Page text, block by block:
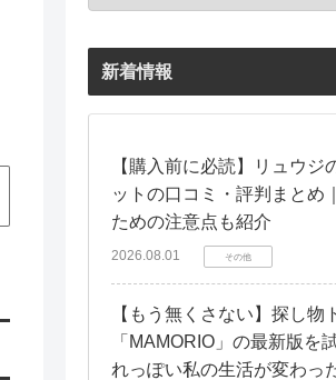
新着情報
【購入前に必読】リュウジ
ットの口コミ・評判まとめ
ための注意点も紹介
2026.08.01 その他
【もう無くさない】探し物
「MAMORIO」の最新版を
れっぽい私の生活が変わっ